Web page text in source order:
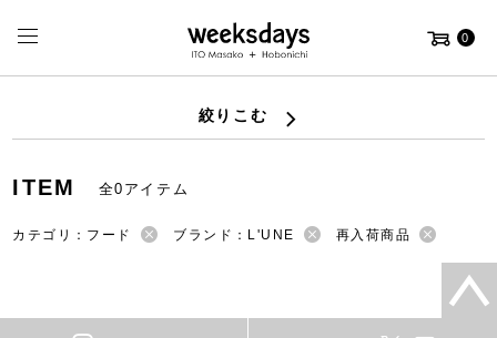
0
絞りこむ
ITEM 全0アイテム
カテゴリ：フード ブランド：L'UNE 再入荷商品